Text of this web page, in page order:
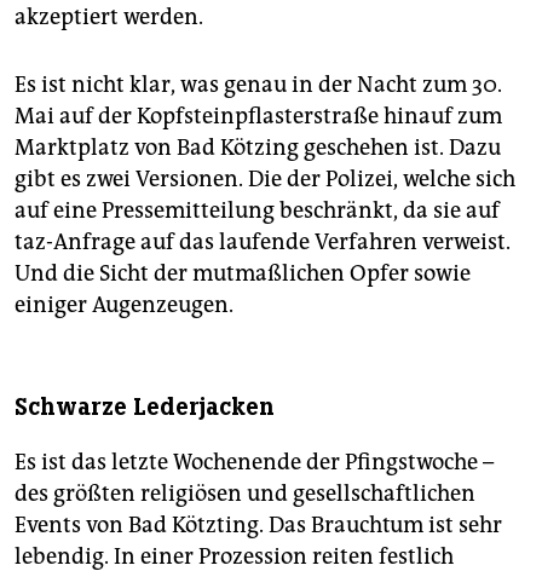
akzeptiert werden.
Es ist nicht klar, was genau in der Nacht zum 30.
Mai auf der Kopfsteinpflasterstraße hinauf zum
Marktplatz von Bad Kötzing geschehen ist. Dazu
gibt es zwei Versionen. Die der Polizei, welche sich
auf eine Pressemitteilung beschränkt, da sie auf
taz-Anfrage auf das laufende Verfahren verweist.
Und die Sicht der mutmaßlichen Opfer sowie
einiger Augenzeugen.
Schwarze Lederjacken
Es ist das letzte Wochenende der Pfingstwoche –
des größten religiösen und gesellschaftlichen
Events von Bad Kötzting. Das Brauchtum ist sehr
lebendig. In einer Prozession reiten festlich